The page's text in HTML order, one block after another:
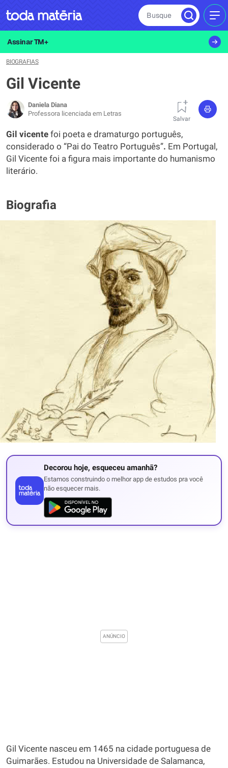
Busque
Assinar TM+
BIOGRAFIAS
Gil Vicente
Daniela Diana
Professora licenciada em Letras
Salvar
Gil vicente foi poeta e dramaturgo português,
considerado o “Pai do Teatro Português”. Em Portugal,
Gil Vicente foi a figura mais importante do humanismo
literário.
Biografia
Decorou hoje, esqueceu amanhã?
Estamos construindo o melhor app de estudos pra você
não esquecer mais.
Gil Vicente nasceu em 1465 na cidade portuguesa de
Guimarães. Estudou na Universidade de Salamanca,